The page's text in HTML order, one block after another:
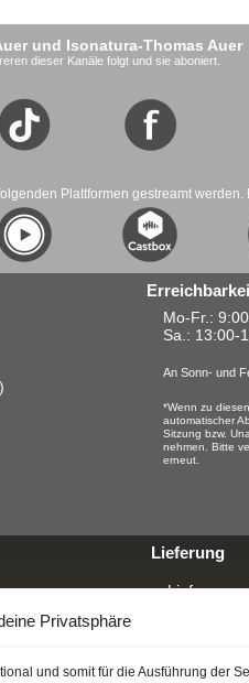
Privatsphäre
und somit für die Ausführung der
und Isonatura-Thomas Auer
dieser Kanäle folgt und sie aboniert.
Plattformen gestreamt
Mo-Fr.:
Sa. : 13:00-
An Sonn- und
*Wenn zu
automatischer
Sitzung bzw.
nehmen. Bitte
erneut.
Lieferung
Lieferung
GRATIS-